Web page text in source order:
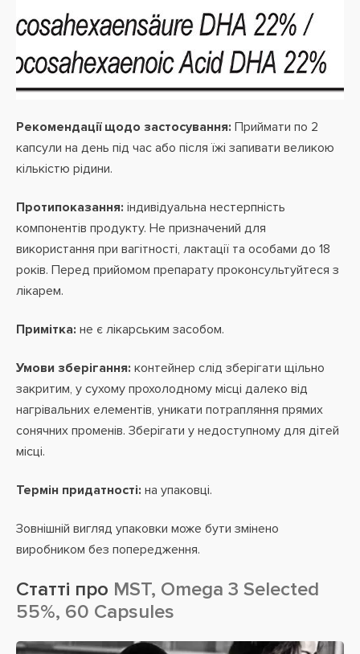
Рекомендації щодо застосування: Приймати по 2
капсули на день під час або після їжі запивати великою
кількістю рідини.
Протипоказання: індивідуальна нестерпність
компонентів продукту. Не призначений для
використання при вагітності, лактації та особами до 18
років. Перед прийомом препарату проконсультуйтеся з
лікарем.
Примітка: не є лікарським засобом.
Умови зберігання: контейнер слід зберігати щільно
закритим, у сухому прохолодному місці далеко від
нагрівальних елементів, уникати потрапляння прямих
сонячних променів. Зберігати у недоступному для дітей
місці.
Термін придатності: на упаковці.
Зовнішній вигляд упаковки може бути змінено
виробником без попередження.
Статті про MST, Omega 3 Selected
55%, 60 Capsules